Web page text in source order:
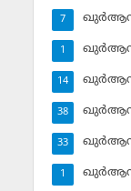
7
1
14
38
33
1